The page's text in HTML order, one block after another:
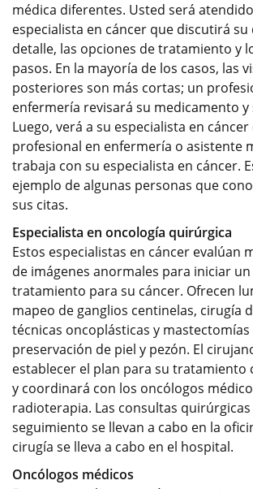
médica diferentes. Usted será
especialista en cáncer que discutirá
detalle, las opciones de tratamiento y
pasos. En la mayoría de los casos, las
posteriores son más cortas; un
enfermería revisará su medicamento y
Luego, verá a su especialista en cáncer
profesional en enfermería o asistente
trabaja con su especialista en cáncer.
ejemplo de algunas personas que
sus citas.
Especialista en oncología quirúrgica
Estos especialistas en cáncer evalúan
de imágenes anormales para iniciar
tratamiento para su cáncer. Ofrecen
mapeo de ganglios centinelas, cirugía
técnicas oncoplásticas y mastectomías
preservación de piel y pezón. El
establecer el plan para su tratamiento
y coordinará con los oncólogos
radioterapia. Las consultas quirúrgicas
seguimiento se llevan a cabo en la
cirugía se lleva a cabo en el hospital.
Oncólogos médicos